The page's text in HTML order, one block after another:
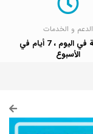
الدعم و الخدمات
24 ساعة في اليوم ، 7 أيام في
الأسبوع